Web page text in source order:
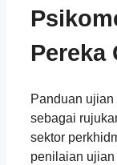
Pereka
Panduan
sebagai
sektor
penilaian ujian